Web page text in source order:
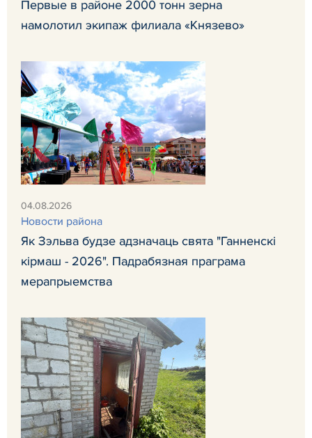
Первые в районе 2000 тонн зерна
намолотил экипаж филиала «Князево»
04.08.2026
Новости района
Як Зэльва будзе адзначаць свята "Ганненскі
кірмаш - 2026". Падрабязная праграма
мерапрыемства